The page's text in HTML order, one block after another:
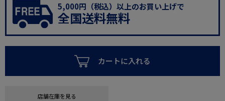
5,000円（税込）以上のお買い上げで
全国送料無料
カートに入れる
店舗在庫を見る